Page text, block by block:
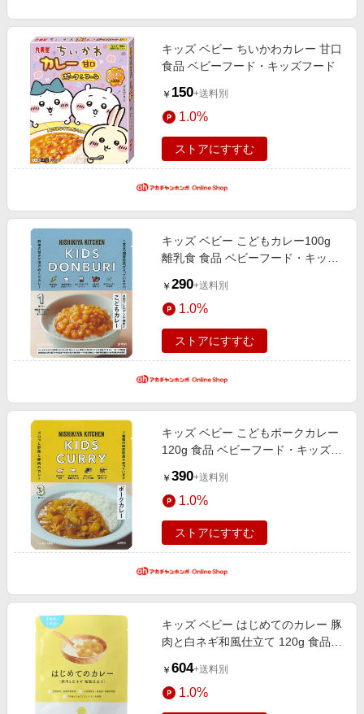
キッズ ベビー ちいかわカレー 甘口
食品 ベビーフード・キッズフード
￥ 150+送料別
1.0%
ストアにすすむ
キッズ ベビー こどもカレー100g
離乳食 食品 ベビーフード・キッズ
￥ 290+送料別
1.0%
ストアにすすむ
キッズ ベビー こどもポークカレー
120g 食品 ベビーフード・キッズフ
￥ 390+送料別
1.0%
ストアにすすむ
キッズ ベビー はじめてのカレー 豚
肉と白ネギ和風仕立て 120g 食品
￥ 604+送料別
1.0%